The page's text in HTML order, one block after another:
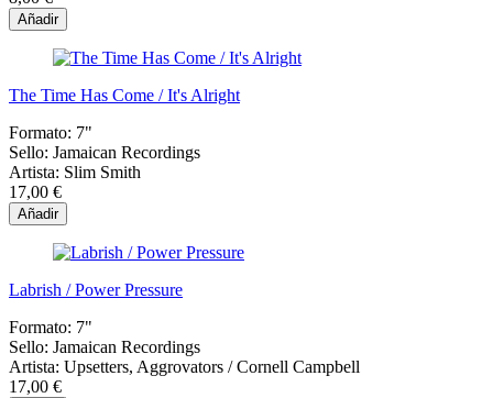
Añadir
The Time Has Come / It's Alright
Formato: 7"
Sello: Jamaican Recordings
Artista: Slim Smith
17,00 €
Añadir
Labrish / Power Pressure
Formato: 7"
Sello: Jamaican Recordings
Artista: Upsetters, Aggrovators / Cornell Campbell
17,00 €